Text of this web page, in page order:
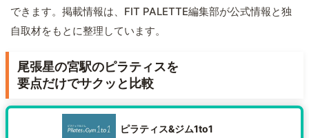
できます。掲載情報は、FIT PALETTE編集部が公式情報と独
自取材をもとに整理しています。
尾張星の宮駅のピラティスを
要点だけでサクッと比較
ピラティス&ジム1to1